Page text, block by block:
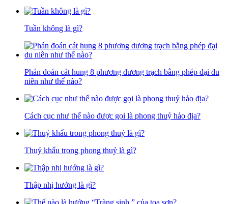
Tuần không là gì?
Phán đoán cát hung 8 phương dương trạch bằng phép đại du
niên như thế nào?
Cách cục như thế nào được gọi là phong thuỷ hảo địa?
Thuỷ khẩu trong phong thuỷ là gì?
Thập nhị hướng là gì?